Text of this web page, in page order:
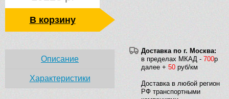
В корзину
Доставка по г. Москва:
в пределах МКАД - 700р
далее + 50 руб/км
Доставка в любой регион
РФ транспортными
Описание
Характеристики